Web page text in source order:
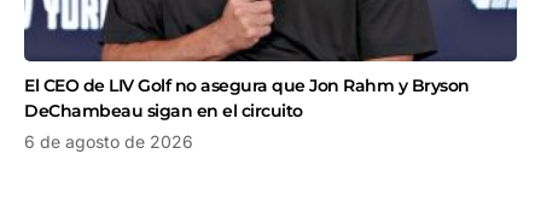
El CEO de LIV Golf no asegura que Jon Rahm y Bryson
DeChambeau sigan en el circuito
6 de agosto de 2026